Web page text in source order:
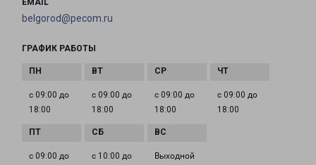
EMAIL
belgorod@pecom.ru
ГРАФИК РАБОТЫ
с 09:00 до
18:00
с 09:00 до
18:00
с 09:00 до
18:00
с 09:00 до
18:00
с 09:00 до
с 10:00 до
Выходной